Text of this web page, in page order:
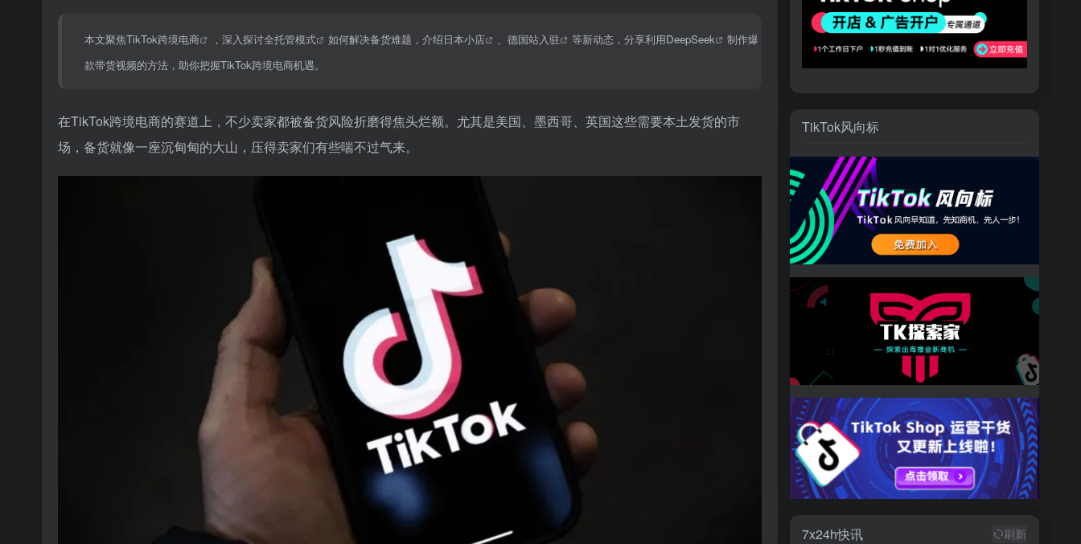
本文聚焦TikTok跨境电商 ，深入探讨全托管模式 如何解决备货难题，介绍日本小店 、 德国站入驻 等新动态，分享利用DeepSeek
制作爆
款带货视频的方法，助你把握TikTok跨境电商机遇。
在TikTok跨境电商的赛道上，不少卖家都被备货风险折磨得焦头烂额。尤其是美国、墨西哥、英国这些需要本土发货的市
场，备货就像一座沉甸甸的大山，压得卖家们有些喘不过气来。
TikTok风向标
7x24h快讯 刷新